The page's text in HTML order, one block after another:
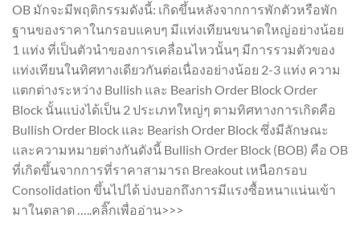
OB มักจะมีพฤติกรรมดังนี้: เกิดขึ้นหลังจากการพักตัวหรือพัก
ฐานของราคาในกรอบแคบๆ มีแท่งเทียนขนาดใหญ่อย่างน้อย
1 แท่ง ที่เป็นตัวนำของการเคลื่อนไหวนั้นๆ มีการรวมตัวของ
แท่งเทียนในทิศทางเดียวกันต่อเนื่องอย่างน้อย 2-3 แท่ง ความ
แตกต่างระหว่าง Bullish และ Bearish Order Block Order
Block นั้นแบ่งได้เป็น 2 ประเภทใหญ่ๆ ตามทิศทางการเกิดคือ
Bullish Order Block และ Bearish Order Block ซึ่งมีลักษณะ
และความหมายต่างกันดังนี้ Bullish Order Block (BOB) คือ OB
ที่เกิดขึ้นจากการที่ราคาสามารถ Breakout เหนือกรอบ
Consolidation ขึ้นไปได้ บ่งบอกถึงการมีแรงซื้อหนาแน่นเข้า
มาในตลาด …..คลิ๊กเพื่ออ่าน>>>